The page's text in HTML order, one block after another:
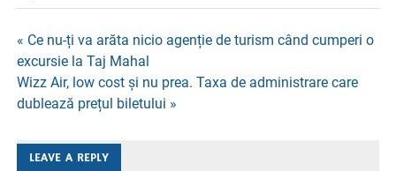
Navigare
în
articole
« Ce nu-ți va arăta nicio agenție de turism când cumperi o
excursie la Taj Mahal
Wizz Air, low cost și nu prea. Taxa de administrare care
dublează prețul biletului »
LEAVE A REPLY